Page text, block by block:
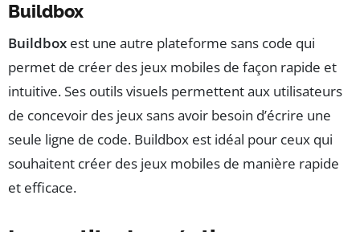
Buildbox
Buildbox est une autre plateforme sans code qui
permet de créer des jeux mobiles de façon rapide et
intuitive. Ses outils visuels permettent aux utilisateurs
de concevoir des jeux sans avoir besoin d’écrire une
seule ligne de code. Buildbox est idéal pour ceux qui
souhaitent créer des jeux mobiles de manière rapide
et efficace.